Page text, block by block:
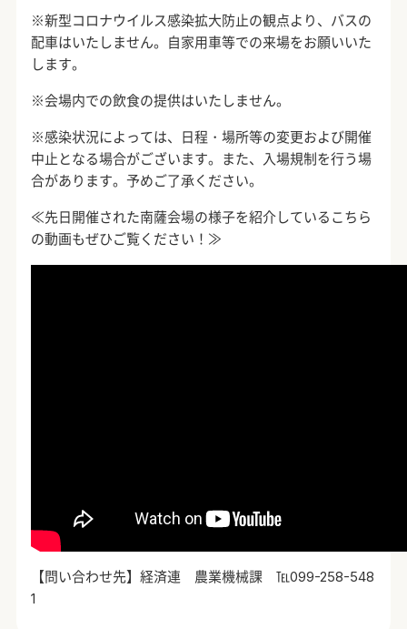
※新型コロナウイルス感染拡大防止の観点より、バスの
配車はいたしません。自家用車等での来場をお願いいた
します。
※会場内での飲食の提供はいたしません。
※感染状況によっては、日程・場所等の変更および開催
中止となる場合がございます。また、入場規制を行う場
合があります。予めご了承ください。
≪先日開催された南薩会場の様子を紹介しているこちら
の動画もぜひご覧ください！≫
【問い合わせ先】経済連 農業機械課 ℡099-258-548
1